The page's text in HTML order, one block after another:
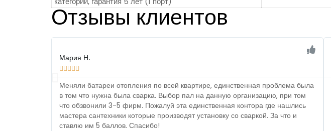
Отзывы клиентов
Мария Н.
    
Меняли батареи отопления по всей квартире, единственная проблема была
в том что нужна была сварка. Выбор пал на данную организацию, при том
что обзвонили 3-5 фирм. Пожалуй эта единственная контора где нашлись
мастера сантехники которые производят установку со сваркой. За что и
ставлю им 5 баллов. Спасибо!